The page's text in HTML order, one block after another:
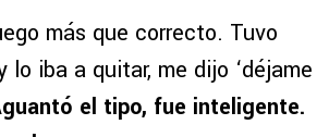
más que correcto. Tuvo
lo iba a quitar, me dijo ‘déjame
el tipo, fue inteligente.